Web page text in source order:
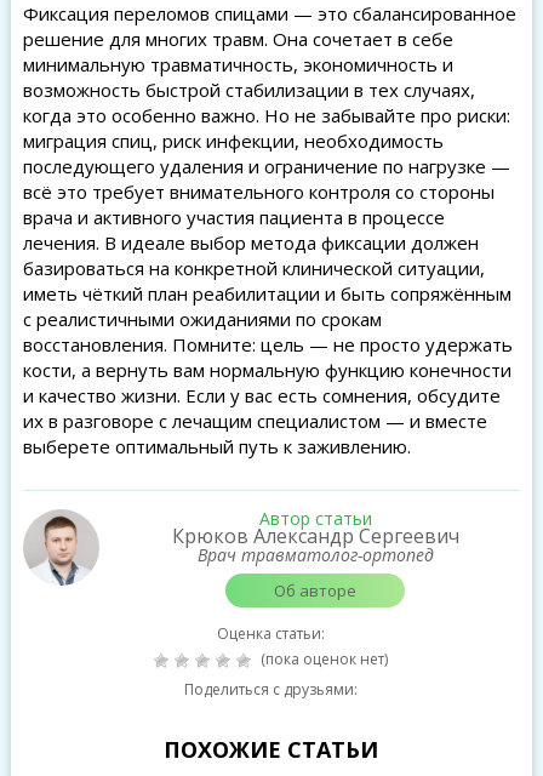
Фиксация переломов спицами — это сбалансированное
решение для многих травм. Она сочетает в себе
минимальную травматичность, экономичность и
возможность быстрой стабилизации в тех случаях,
когда это особенно важно. Но не забывайте про риски:
миграция спиц, риск инфекции, необходимость
последующего удаления и ограничение по нагрузке —
всё это требует внимательного контроля со стороны
врача и активного участия пациента в процессе
лечения. В идеале выбор метода фиксации должен
базироваться на конкретной клинической ситуации,
иметь чёткий план реабилитации и быть сопряжённым
с реалистичными ожиданиями по срокам
восстановления. Помните: цель — не просто удержать
кости, а вернуть вам нормальную функцию конечности
и качество жизни. Если у вас есть сомнения, обсудите
их в разговоре с лечащим специалистом — и вместе
выберете оптимальный путь к заживлению.
Автор статьи
Крюков Александр Сергеевич
Врач травматолог-ортопед
Об авторе
Оценка статьи:
(пока оценок нет)
Поделиться с друзьями:
ПОХОЖИЕ СТАТЬИ